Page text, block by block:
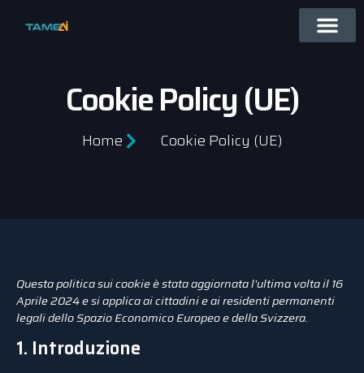
Cookie Policy (UE)
Home Cookie Policy (UE)
Questa politica sui cookie è stata aggiornata l'ultima volta il 16
Aprile 2024 e si applica ai cittadini e ai residenti permanenti
legali dello Spazio Economico Europeo e della Svizzera.
1. Introduzione